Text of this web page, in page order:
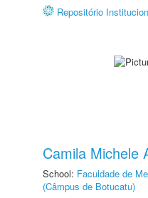
Repositório
Camila Michele
School: Faculdade de
(Câmpus de Botucatu)